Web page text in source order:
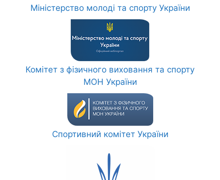
Міністерство молоді та спорту України
Комітет з фізичного виховання та спорту
МОН України
Спортивний комітет України